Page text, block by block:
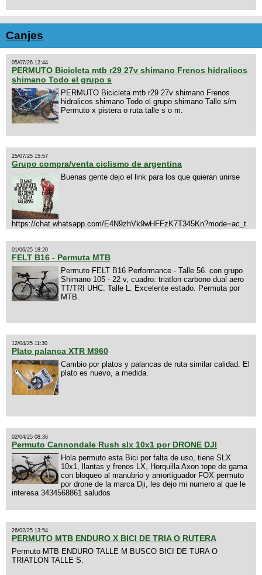
Canjes
05/07/26 12:44
PERMUTO Bicicleta mtb r29 27v shimano Frenos hidralicos
shimano Todo el grupo s
PERMUTO Bicicleta mtb r29 27v shimano Frenos
hidralicos shimano Todo el grupo shimano Talle s/m
Permuto x pistera o ruta talle s o m.
25/07/25 15:57
Grupo compra/venta ciclismo de argentina
Buenas gente dejo el link para los que quieran unirse
https://chat.whatsapp.com/E4N9zhVk9wHFFzK7T345Kn?mode=ac_t
01/06/25 18:20
FELT B16 - Permuta MTB
Permuto FELT B16 Performance - Talle 56. con grupo
Shimano 105 - 22 v, cuadro: triatlon carbono dual aero
TT/TRI UHC. Talle L. Excelente estado. Permuta por
MTB.
12/04/25 11:30
Plato palanca XTR M960
Cambio por platos y palancas de ruta similar calidad. El
plato es nuevo, a medida.
02/04/25 08:36
Permuto Cannondale Rush slx 10x1 por DRONE DJI
Hola permuto esta Bici por falta de uso, tiene SLX
10x1, llantas y frenos LX, Horquilla Axon tope de gama
con bloqueo al manubrio y amortiguador FOX permuto
por drone de la marca Dji, les dejo mi numero al que le
interesa 3434568861 saludos
26/02/25 13:54
PERMUTO MTB ENDURO X BICI DE TRIA O RUTERA
Permuto MTB ENDURO TALLE M BUSCO BICI DE TURA O
TRIATLON TALLE S.